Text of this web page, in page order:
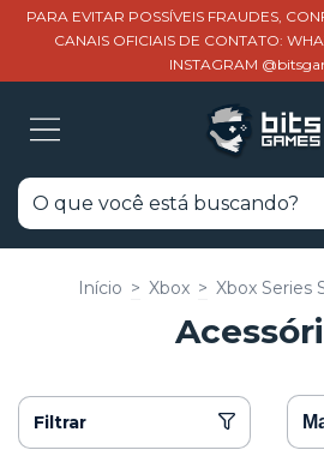
PARA EVITAR POSSÍVEIS FRAUDES,
CANAIS OFICIAIS DE CONTATO:
INSTAGRAM
Início > Xbox > Xbox Series
Filtrar